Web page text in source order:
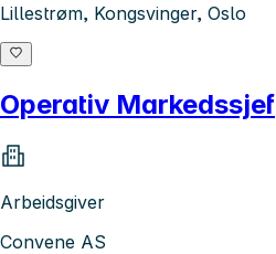
Lillestrøm, Kongsvinger, Oslo
Operativ Markedssjef
Arbeidsgiver
Convene AS